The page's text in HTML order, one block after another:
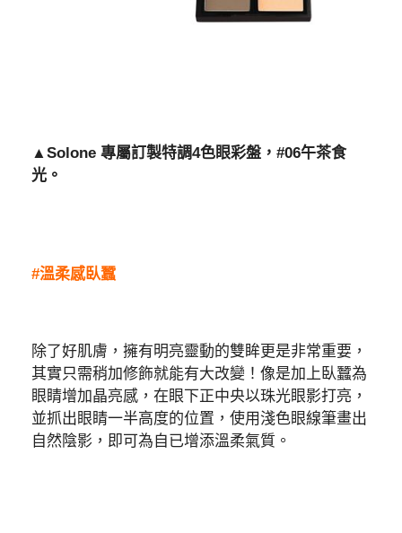
▲Solone 專屬訂製特調4色眼彩盤，#06午茶食
光。
#溫柔感臥蠶
除了好肌膚，擁有明亮靈動的雙眸更是非常重要，
其實只需稍加修飾就能有大改變！像是加上臥蠶為
眼睛增加晶亮感，在眼下正中央以珠光眼影打亮，
並抓出眼睛一半高度的位置，使用淺色眼線筆畫出
自然陰影，即可為自已增添溫柔氣質。